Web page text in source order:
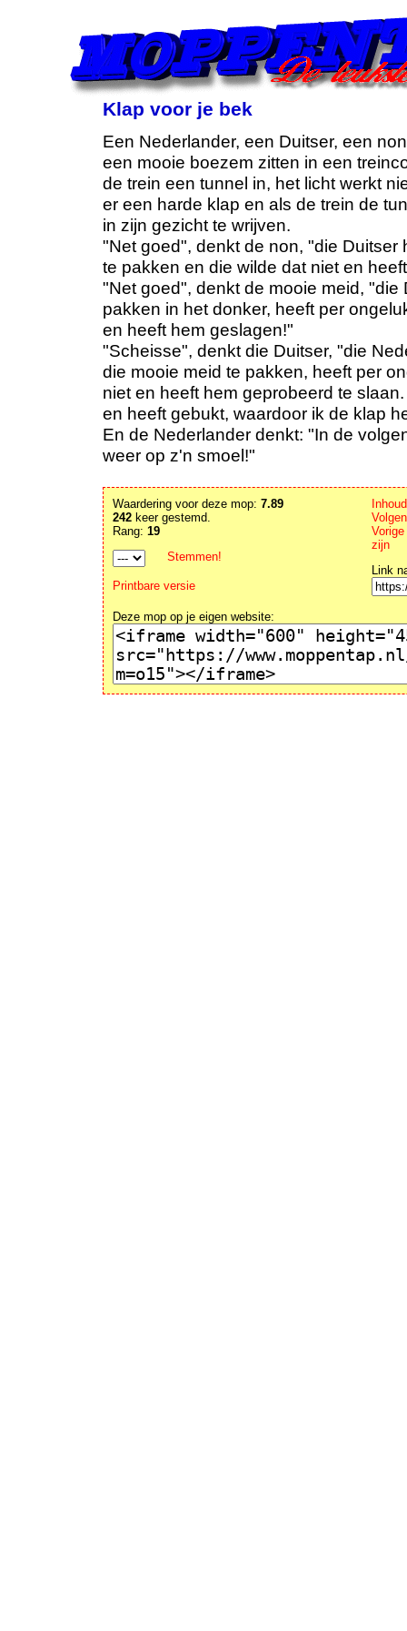
Klap voor je bek
Een Nederlander, een Duitser, een
een mooie boezem zitten in een
de trein een tunnel in, het licht werkt
er een harde klap en als de trein de
in zijn gezicht te wrijven.
"Net goed", denkt de non, "die
te pakken en die wilde dat niet en
"Net goed", denkt de mooie meid, "die
pakken in het donker, heeft per
en heeft hem geslagen!"
"Scheisse", denkt die Duitser, "die
die mooie meid te pakken, heeft per
niet en heeft hem geprobeerd te
en heeft gebukt, waardoor ik de klap
En de Nederlander denkt: "In de
weer op z'n smoel!"
Waardering voor deze mop: 7.89
242 keer gestemd.
Rang: 19
Stemmen!
Printbare versie
zijn
Link
Deze mop op je eigen website: